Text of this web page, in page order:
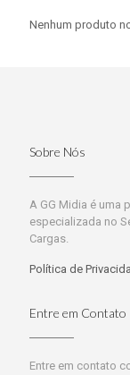
Nenhum produto
Sobre Nós
A GG Midia é uma
especializada no
Cargas.
Política de
Entre em Contato
Entre em contato